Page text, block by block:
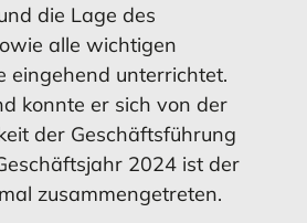
Ertragslage
die Lage des
alle wichtigen
eingehend unterrichtet.
konnte er sich von der
der Geschäftsführung
2024 ist der
zusammengetreten.
Ertragslage